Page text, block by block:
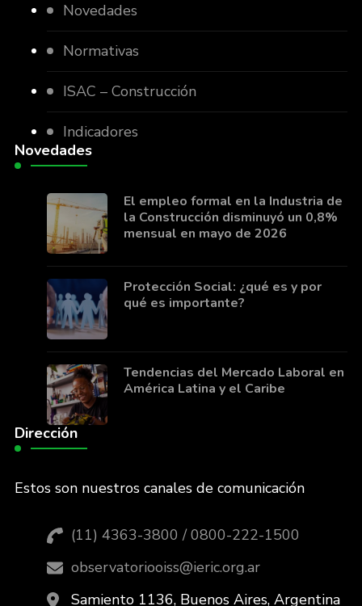
Novedades
Normativas
ISAC – Construcción
Indicadores
Novedades
El empleo formal en la Industria de
la Construcción disminuyó un 0,8%
mensual en mayo de 2026
Protección Social: ¿qué es y por
qué es importante?
Tendencias del Mercado Laboral en
América Latina y el Caribe
Dirección
Estos son nuestros canales de comunicación
(11) 4363-3800 / 0800-222-1500
observatoriooiss@ieric.org.ar
Samiento 1136, Buenos Aires, Argentina